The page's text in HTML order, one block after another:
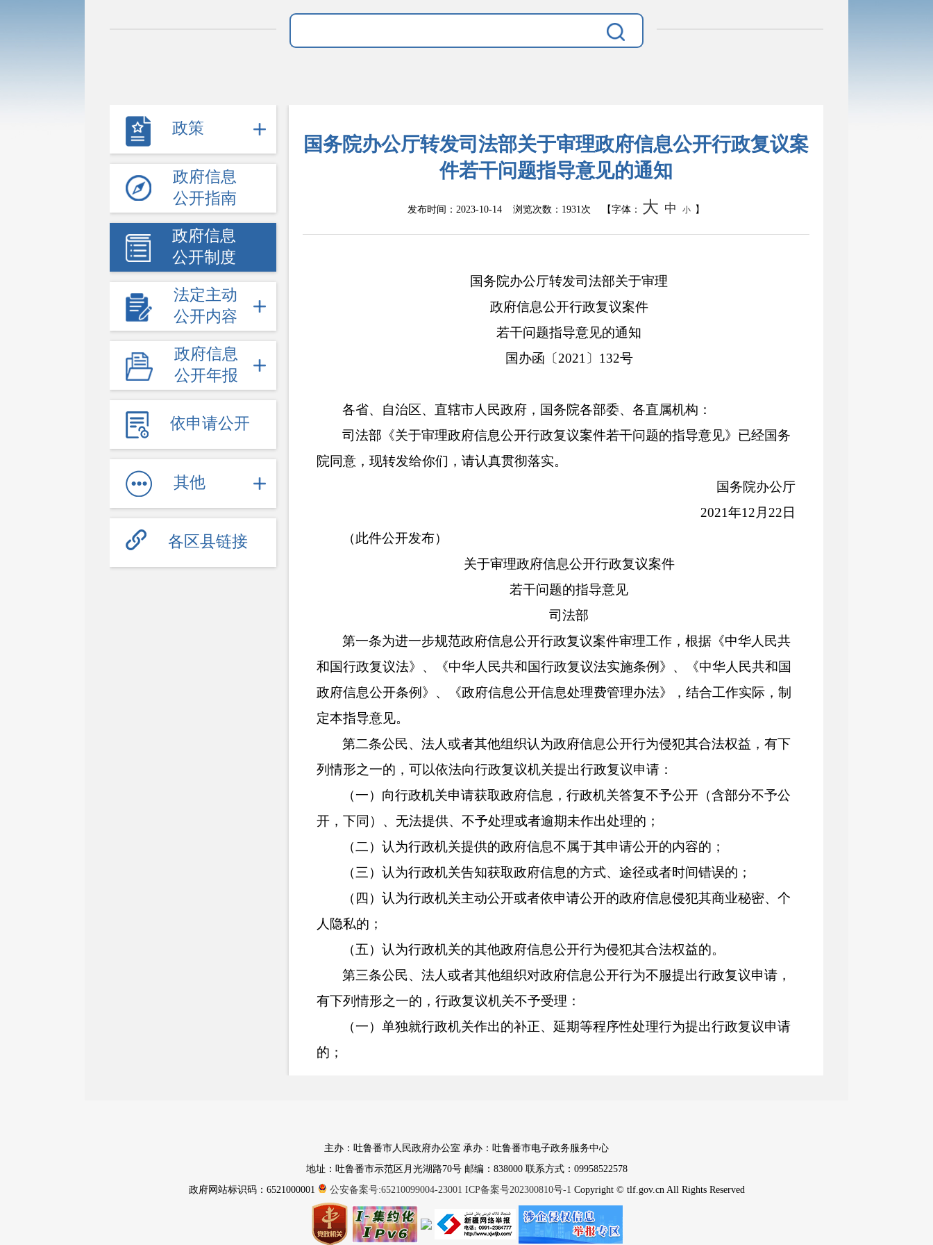
政策
政府信息
公开指南
政府信息
公开制度
法定主动
公开内容
政府信息
公开年报
依申请公开
其他
各区县链接
国务院办公厅转发司法部关于审理政府信息公开行政复议案
件若干问题指导意见的通知
发布时间： 2023-10-14 浏览次数： 1931次 【字体： 大 中 小 】
国务院办公厅转发司法部关于审理
政府信息公开行政复议案件
若干问题指导意见的通知
国办函〔2021〕132号
各省、自治区、直辖市人民政府，国务院各部委、各直属机构：
司法部《关于审理政府信息公开行政复议案件若干问题的指导意见》已经国务
院同意，现转发给你们，请认真贯彻落实。
国务院办公厅
2021年12月22日
（此件公开发布）
关于审理政府信息公开行政复议案件
若干问题的指导意见
司法部
第一条为进一步规范政府信息公开行政复议案件审理工作，根据《中华人民共
和国行政复议法》、《中华人民共和国行政复议法实施条例》、《中华人民共和国
政府信息公开条例》、《政府信息公开信息处理费管理办法》，结合工作实际，制
定本指导意见。
第二条公民、法人或者其他组织认为政府信息公开行为侵犯其合法权益，有下
列情形之一的，可以依法向行政复议机关提出行政复议申请：
（一）向行政机关申请获取政府信息，行政机关答复不予公开（含部分不予公
开，下同）、无法提供、不予处理或者逾期未作出处理的；
（二）认为行政机关提供的政府信息不属于其申请公开的内容的；
（三）认为行政机关告知获取政府信息的方式、途径或者时间错误的；
（四）认为行政机关主动公开或者依申请公开的政府信息侵犯其商业秘密、个
人隐私的；
（五）认为行政机关的其他政府信息公开行为侵犯其合法权益的。
第三条公民、法人或者其他组织对政府信息公开行为不服提出行政复议申请，
有下列情形之一的，行政复议机关不予受理：
（一）单独就行政机关作出的补正、延期等程序性处理行为提出行政复议申请
的；
（四）其他不符合行政复议受理条件的情形。
务提出行政复议申请的，行政复议机关不予受理，并可以告知其先向行政机关申请
获取相关政府信息。
主办：吐鲁番市人民政府办公室 承办：吐鲁番市电子政务服务中心
地址：吐鲁番市示范区月光湖路70号 邮编：838000 联系方式：09958522578
政府网站标识码：6521000001
公安备案号:65210099004-23001 ICP备案号202300810号-1 Copyright © tlf.gov.cn All Rights Reserved